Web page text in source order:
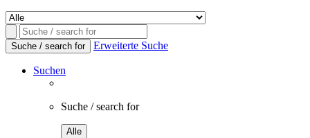
Suche / search for Erweiterte Suche
Suchen
Suche / search for
Alle